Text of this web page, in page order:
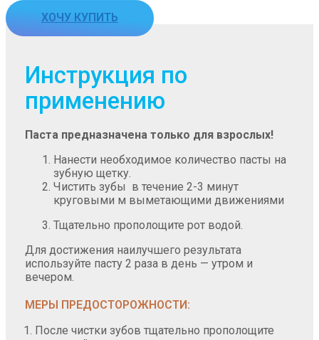
ХОЧУ КУПИТЬ
Инструкция по
применению
Паста предназначена только для взрослых!
Нанести необходимое количество пасты на
зубную щетку.
Чистить зубы в течение 2-3 минут
круговыми м выметающими движениями
Тщательно прополощите рот водой.
Для достижения наилучшего результата
используйте пасту 2 раза в день — утром и
вечером.
МЕРЫ ПРЕДОСТОРОЖНОСТИ:
После чистки зубов тщательно прополощите